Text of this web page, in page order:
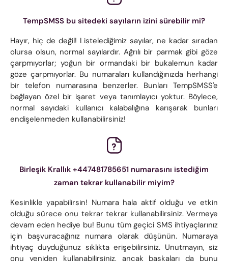
TempSMSS bu sitedeki sayıların izini sürebilir mi?
Hayır, hiç de değil! Listelediğimiz sayılar, ne kadar sıradan
olursa olsun, normal sayılardır. Ağrılı bir parmak gibi göze
çarpmıyorlar; yoğun bir ormandaki bir bukalemun kadar
göze çarpmıyorlar. Bu numaraları kullandığınızda herhangi
bir telefon numarasına benzerler. Bunları TempSMSS'e
bağlayan özel bir işaret veya tanımlayıcı yoktur. Böylece,
normal sayıdaki kullanıcı kalabalığına karışarak bunları
endişelenmeden kullanabilirsiniz!
Birleşik Krallık +447481785651 numarasını istediğim
zaman tekrar kullanabilir miyim?
Kesinlikle yapabilirsin! Numara hala aktif olduğu ve etkin
olduğu sürece onu tekrar tekrar kullanabilirsiniz. Vermeye
devam eden hediye bu! Bunu tüm geçici SMS ihtiyaçlarınız
için başvuracağınız numara olarak düşünün. Numaraya
ihtiyaç duyduğunuz sıklıkta erişebilirsiniz. Unutmayın, siz
onu yeniden kullanabilirsiniz, ancak başkaları da bunu